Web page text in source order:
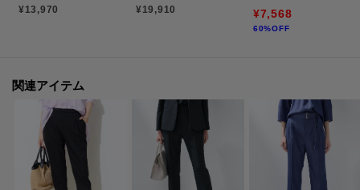
・ウエスト後ろゴム
・ライトグレー（611）のみ裏地あり
※こちらの商品は透け感があるため、インナーの着用をおすすめします。
※この製品は、太陽光線中の紫外線（UV）を通しにくくします。この効果は
永久的ではありません。
¥13,970 ¥19,910 ¥7,568
60%OFF
関連アイテム